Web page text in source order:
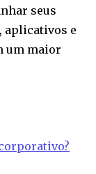
seus
aplicativos e
um maior